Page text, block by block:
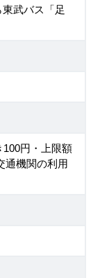
武バス「足
100円・上限額
通機関の利用